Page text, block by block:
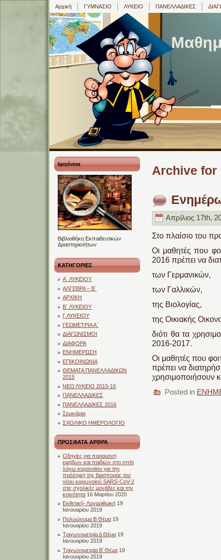
Αρχική ΓΥΜΝΑΣΙΟ ΛΥΚΕΙΟ ΠΑΝΕΛΛΑΔΙΚΕΣ
Ιφιγένεια
Βιβλιοθήκη Εκπαιδευτικών
Δραστηριοτήτων
ΚΑΤΗΓΟΡΙΕΣ
Α΄ ΛΥΚΕΙΟΥ
ΑΛΓΕΒΡΑ – Β΄
ΑΡΧΙΚΗ
Β΄ ΛΥΚΕΙΟΥ
Γ ΛΥΚΕΙΟΥ
ΓΕΩΜΕΤΡΙΑ Α΄
ΔΙΑΓΩΝΙΣΜΟΙ
ΔΙΑΦΟΡΑ
ΕΝΗΜΕΡΩΣΗ
ΕΠΙΚΟΙΝΩΝΙΑ
ΘΕΜΑΤΑ ΠΑΝΕΛΛΑΔΙΚΩΝ
2015
ΝΕΟ ΛΥΚΕΙΟ 2015-16
ΠΑΝΕΛΛΑΔΙΚΕΣ
ΠΑΝΕΛΛΑΔΙΚΕΣ 2016
Σεμινάρια
ΣΧΟΛΙΚΟ ΗΜΕΡΟΛΟΓΙΟ
ΠΡΟΣΦΑΤΑ ΑΡΘΡΑ
Οδηγίες για παραμονή
εφήβων και παιδιών στο σπίτι
λόγω κορονοϊου για την
πρόληψη της διασποράς του
νέου κορωνοϊού SARS-CoV-2
στις σχολικές μονάδες και την
κοινότητα 16 Μαρτίου 2020
Εκθετική- Λογαριθμική 19
Ιανουαρίου 2019
Πολυώνυμα Β Θέμα 19
Ιανουαρίου 2019
Τριγωνομετρία Δ Θέμα 19
Ιανουαρίου 2019
Τριγωνομετρία Β΄Θέμα 19
Ιανουαρίου 2019
Archive for
Απρίλιος 17th,
Στο πλαίσιο του
Οι μαθητές που
2016 πρέπει να
των Γερμανικών,
των Γαλλικών,
της Βιολογίας,
της Οικιακής
διότι θα τα
2016-2017.
Οι μαθητές που
πρέπει να
χρησιμοποιήσουν
Posted in